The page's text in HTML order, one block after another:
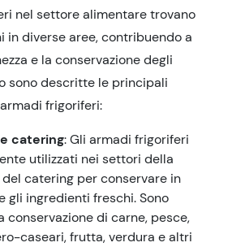
nel settore alimentare trovano
in diverse aree, contribuendo a
e la conservazione degli
sono descritte le principali
frigoriferi:
catering: Gli armadi frigoriferi
utilizzati nei settori della
catering per conservare in
gli ingredienti freschi. Sono
conservazione di carne, pesce,
caseari, frutta, verdura e altri